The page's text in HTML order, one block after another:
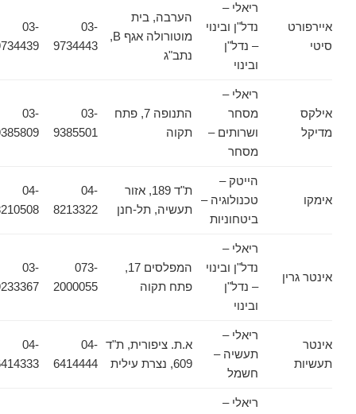
איירפורט
סיטי
ריאלי –
נדל"ן ובינוי
– נדל"ן
ובינוי
הערבה, בית
נתב"ג
03-
9734443
03-
9734439
אילקס
מדיקל
ריאלי –
מסחר
ושרותים –
מסחר
התנופה 7, פתח
תקוה
03-
9385501
03-
9385809
אימקו
הייטק –
טכנולוגיה –
ביטחוניות
ת"ד 189, אזור
תעשיה, תל-חנן
04-
8213322
04-
8210508
אינטר גרין
ריאלי –
נדל"ן ובינוי
– נדל"ן
ובינוי
המפלסים 17,
פתח תקוה
073-
2000055
03-
9233367
אינטר
תעשיות
ריאלי –
תעשיה –
חשמל
א.ת. ציפורית, ת"ד
609, נצרת עילית
04-
6414444
04-
6414333
ריאלי –